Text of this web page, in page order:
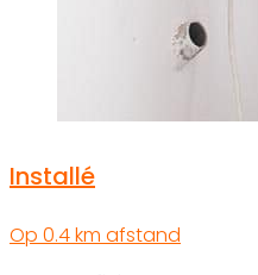
Installé
Op 0.4 km afstand